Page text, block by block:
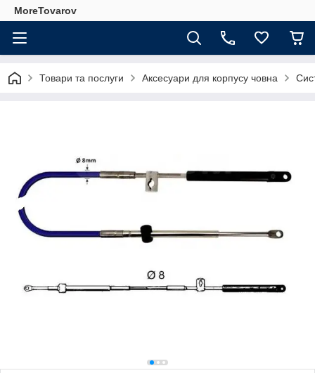
MoreTovarov
Товари та послуги Аксесуари для корпусу човна